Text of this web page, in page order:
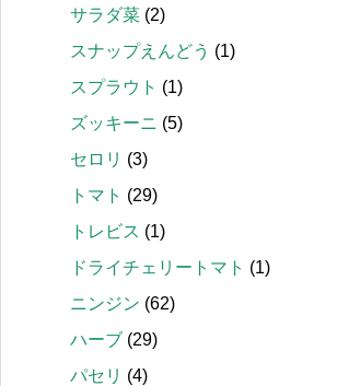
サラダ菜 (2)
スナップえんどう (1)
スプラウト (1)
ズッキーニ (5)
セロリ (3)
トマト (29)
トレビス (1)
ドライチェリートマト (1)
ニンジン (62)
ハーブ (29)
パセリ (4)